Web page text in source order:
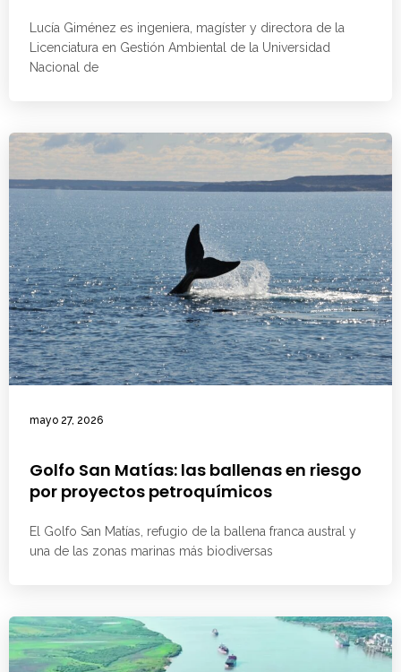
Lucía Giménez es ingeniera, magíster y directora de la
Licenciatura en Gestión Ambiental de la Universidad
Nacional de
mayo 27, 2026
Golfo San Matías: las ballenas en riesgo
por proyectos petroquímicos
El Golfo San Matías, refugio de la ballena franca austral y
una de las zonas marinas más biodiversas